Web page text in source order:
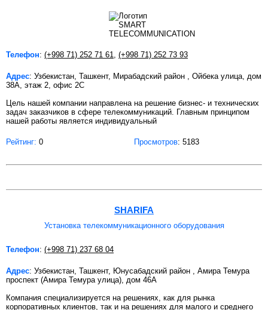
Телефон: (+998 71) 252 71 61 (+998 71) 252 73 93
Адрес: Узбекистан, Ташкент, Мирабадский район , Ойбека улица, дом
38А, этаж 2, офис 2С
Цель нашей компании направлена на решение бизнес- и технических
задач заказчиков в сфере телекоммуникаций. Главным принципом
нашей работы является индивидуальный
Рейтинг: 0 Просмотров: 5183
SHARIFA
Установка телекоммуникационного оборудования
Телефон: (+998 71) 237 68 04
Адрес: Узбекистан, Ташкент, Юнусабадский район , Амира Темура
проспект (Амира Темура улица), дом 46А
Компания специализируется на решениях, как для рынка
корпоративных клиентов, так и на решениях для малого и среднего